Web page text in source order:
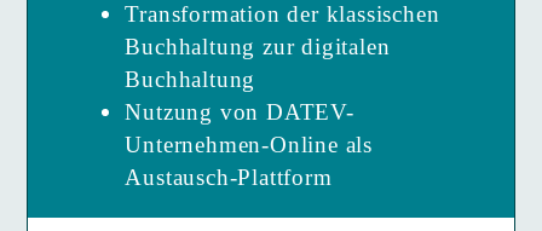
Transformation der klassischen
Buchhaltung zur digitalen
Buchhaltung
Nutzung von DATEV-
Unternehmen-Online als
Austausch-Plattform